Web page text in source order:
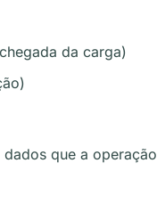
da carga)
que a